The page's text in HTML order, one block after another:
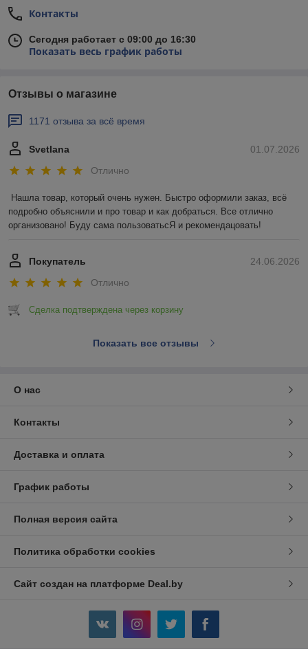
Контакты
Сегодня работает с 09:00 до 16:30
Показать весь график работы
Отзывы о магазине
1171 отзыва за всё время
01.07.2026
Svetlana
Отлично
Нашла товар, который очень нужен. Быстро оформили заказ, всё
подробно объяснили и про товар и как добраться. Все отлично
организовано! Буду сама пользоватьсЯ и рекомендацовать!
24.06.2026
Покупатель
Отлично
Сделка подтверждена через корзину
Показать все отзывы
О нас
Контакты
Доставка и оплата
График работы
Полная версия сайта
Политика обработки cookies
Сайт создан на платформе Deal.by